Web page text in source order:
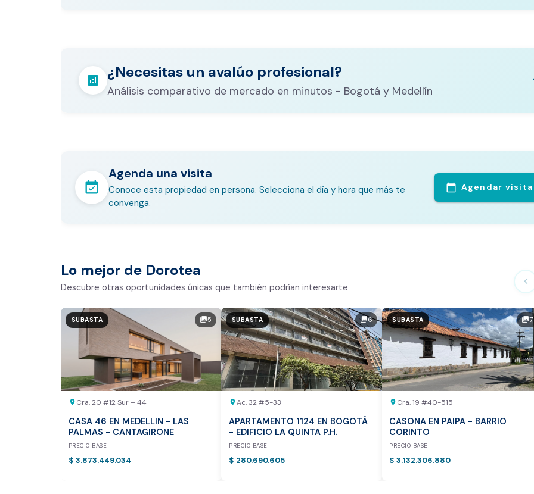
Los gastos notariales incluyen escrituración,
legales que varían según el valor del
inmueble.
CALCULADORA DE GASTOS NOTARIALES
analytics ¿Necesitas un avalúo profesional?
Análisis comparativo de mercado en minutos - Bogotá y Medellín
En pocos minutos avalúa con este Análisis
Análisis basado en datos reales:
Estimación del valor de la propiedad en el mercado
Tiempo promedio de venta en la zona
Rango de precios de arriendo en el sector
Valor exclusivo para clientes de Dorotea:
20.000 COP
REALIZAR AVALÚO AHORA
Vista previa del reporte de avalúo
* Servicio disponible exclusivamente para inmuebles ubicados en Bogotá y Medellín.
event_available
Agenda una visita
Conoce esta propiedad en persona. Selecciona el día y hora que más te
convenga.
calendar_today Agendar visita
Lo mejor de Dorotea
Descubre otras oportunidades únicas que también podrían interesarte
chevron_left
photo_library5
SUBASTA
location_on Cra. 20 #12 Sur – 44
CASA 46 EN MEDELLIN - LAS
PALMAS - CANTAGIRONE
PRECIO BASE
$ 3.873.449.034
photo_library6
SUBASTA
location_onAc. 32 #5-33
APARTAMENTO 1124 EN BOGOTÁ
- EDIFICIO LA QUINTA P.H.
PRECIO BASE
$ 280.690.605
photo_library7
SUBASTA
location_on Cra. 19 #40-515
CASONA EN PAIPA - BARRIO
CORINTO
PRECIO BASE
$ 3.132.306.880